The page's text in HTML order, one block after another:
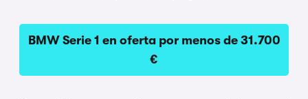
BMW Serie 1 en oferta por menos de 31.700
€